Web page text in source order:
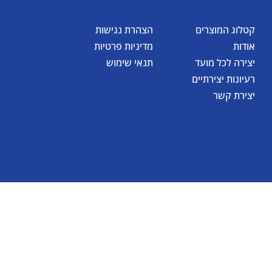
הצהרת נגישות
מדיניות פרטיות
תנאי שימוש
קטלוג המוצרים
אודות
יצירה לכל מועד
רעיונות יצירתיים
יצירת קשר